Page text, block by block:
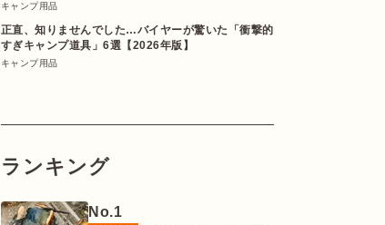
キャンプ用品
正直、知りませんでした…バイヤーが驚いた「衝撃的
すぎキャンプ道具」6選【2026年版】
キャンプ用品
ランキング
No.1